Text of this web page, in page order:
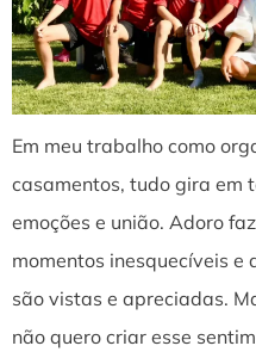
Em meu trabalho como
casamentos, tudo gira em
emoções e união. Adoro
momentos inesquecíveis e
são vistas e apreciadas.
não quero criar esse